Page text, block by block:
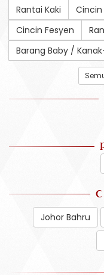
Rantai Kaki
Cincin Fesyen
Barang Baby /
Johor Bahru